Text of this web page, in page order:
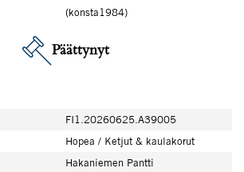
(konsta1984)
Päättynyt
FI1.20260625.A39005
Hopea / Ketjut & kaulakorut
Hakaniemen Pantti